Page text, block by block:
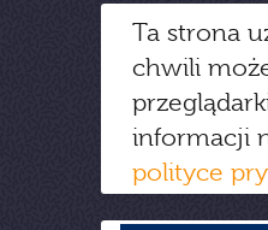
Ta strona
chwili
informacji
polityce